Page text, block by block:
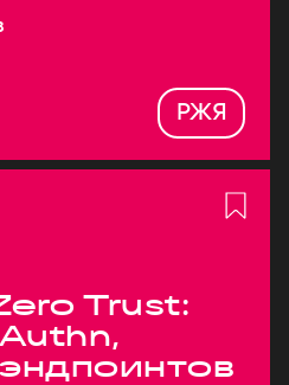
РЖЯ
Trust: